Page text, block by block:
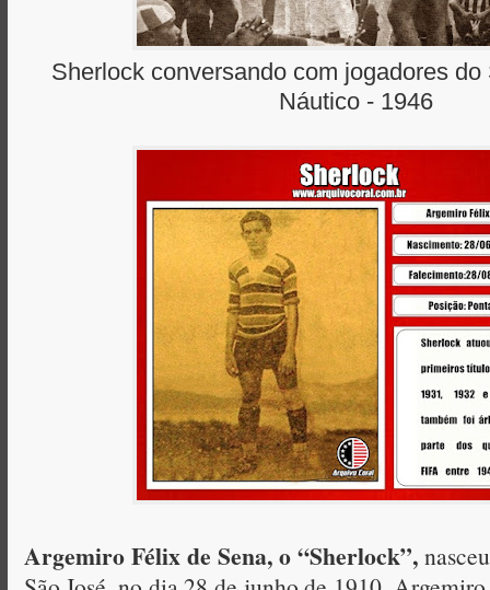
Sherlock conversando com jogadores
Náutico - 1946
Argemiro Félix de Sena, o “Sherlock”,